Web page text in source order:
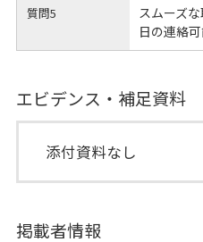
質問5
スムーズ
日の連絡
エビデンス・補足資料
添付資料なし
掲載者情報